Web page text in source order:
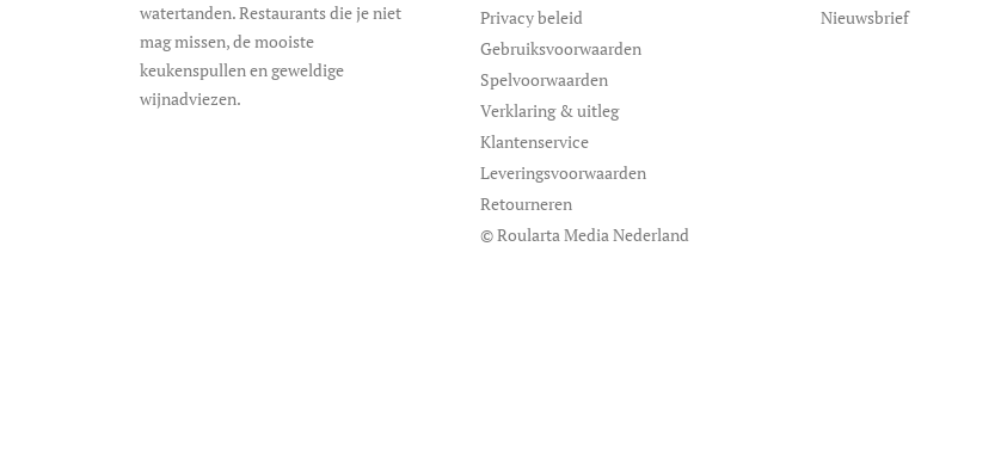
watertanden. Restaurants die je niet
mag missen, de mooiste
keukenspullen en geweldige
wijnadviezen.
Privacy beleid
Gebruiksvoorwaarden
Spelvoorwaarden
Verklaring & uitleg
Klantenservice
Leveringsvoorwaarden
Retourneren
© Roularta Media Nederland
Nieuwsbrief